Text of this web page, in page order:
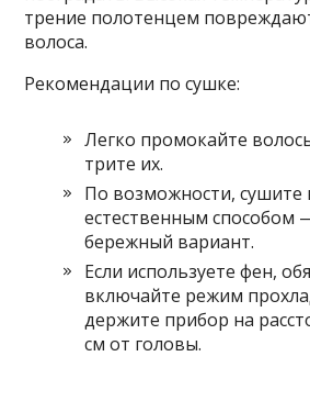
трение полотенцем
волоса.
Рекомендации по сушке:
Легко промокайте
трите их.
По возможности, сушите
естественным способом
бережный вариант.
Если используете фен,
включайте режим
держите прибор на
см от головы.